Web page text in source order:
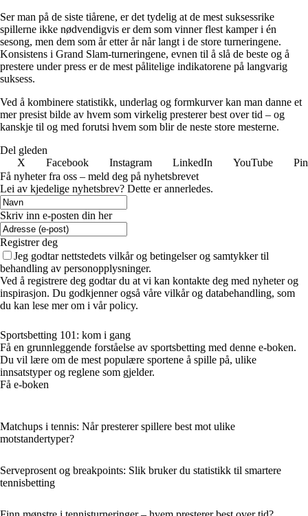
Ser man på de siste tiårene, er det tydelig at de mest suksessrike
spillerne ikke nødvendigvis er dem som vinner flest kamper i én
sesong, men dem som år etter år når langt i de store turneringene.
Konsistens i Grand Slam-turneringene, evnen til å slå de beste og å
prestere under press er de mest pålitelige indikatorene på langvarig
suksess.
Ved å kombinere statistikk, underlag og formkurver kan man danne et
mer presist bilde av hvem som virkelig presterer best over tid – og
kanskje til og med forutsi hvem som blir de neste store mesterne.
Del gleden
X
Facebook Instagram LinkedIn YouTube
Få nyheter fra oss – meld deg på nyhetsbrevet
Lei av kjedelige nyhetsbrev? Dette er annerledes.
Skriv inn e-posten din her
Registrer deg
Jeg godtar nettstedets vilkår og betingelser og samtykker til
behandling av personopplysninger.
Ved å registrere deg godtar du at vi kan kontakte deg med nyheter og
inspirasjon. Du godkjenner også våre vilkår og databehandling, som
du kan lese mer om i vår policy.
Sportsbetting 101: kom i gang
Få en grunnleggende forståelse av sportsbetting med denne e-boken.
Du vil lære om de mest populære sportene å spille på, ulike
innsatstyper og reglene som gjelder.
Få e-boken
Matchups i tennis: Når presterer spillere best mot ulike
motstandertyper?
Serveprosent og breakpoints: Slik bruker du statistikk til smartere
tennisbetting